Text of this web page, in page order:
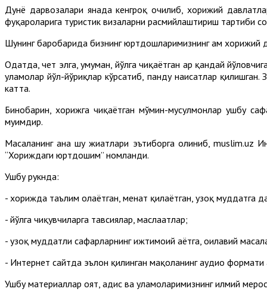
Дунё дарвозалари янада кенгроқ очилиб, хорижий
фуқароларига туристик визаларни расмийлаштириш тартиби
Шунинг баробарида бизнинг юртдошларимизнинг ҳам хорижий
Одатда, чет элга, умуман, йўлга чиқаётган ҳар қандай
уламолар йўл-йўриқлар кўрсатиб, панду наисҳатлар
катта.
Бинобарин, хорижга чиқаётган мўмин-мусулмонлар ушбу
муҳимдир.
Масаланинг ана шу жиҳатлари эътиборга олиниб, muslim.uz
“Хориждаги юртдошим” номланди.
Ушбу рукнда:
- хорижда таълим олаётган, меҳнат қилаётган, узоқ муддатга
- йўлга чиқувчиларга тавсиялар, маслаҳатлар;
- узоқ муддатли сафарларнинг ижтимоий ҳаётга, оилавий
- Интернет сайтда эълон қилинган мақоланинг аудио формати
Ушбу материаллар оят, ҳадис ва уламоларимизнинг илмий